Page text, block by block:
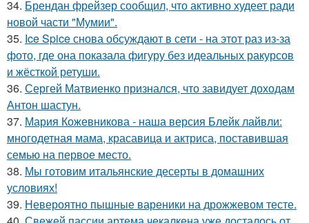
34. Брендан фрейзер сообщил, что активно худеет ради
новой части "Мумии".
35. Ice Spice снова обсуждают в сети - на этот раз из-за
фото, где она показала фигуру без идеальных ракурсов
и жёсткой ретуши.
36. Сергей Матвиенко признался, что завидует доходам
Антон шастун.
37. Мария Кожевникова - наша версия Блейк лайвли:
многодетная мама, красавица и актриса, поставившая
семью на первое место.
38. Мы готовим итальянские десерты в домашних
условиях!
39. Невероятно пышные вареники на дрожжевом тесте.